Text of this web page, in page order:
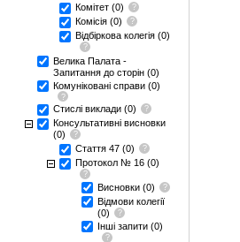
Комітет (0)
Комісія (0)
Відбіркова колегія (0)
Велика Палата -
Запитання до сторін (0)
Комуніковані справи (0)
Стислі виклади (0)
Консультативні висновки
(0)
Стаття 47 (0)
Протокол № 16 (0)
Висновки (0)
Відмови колегії
(0)
Інші запити (0)